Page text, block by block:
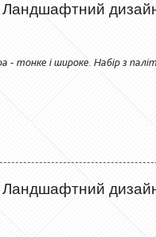
Ландшафтний
тонке і широке. Набір з
Ландшафтний